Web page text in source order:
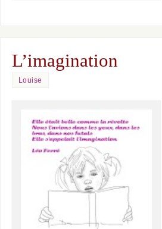
L’imagination
Louise